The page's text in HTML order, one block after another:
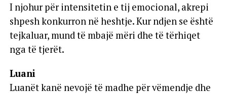
I njohur për intensitetin e tij emocional, akrepi
shpesh konkurron në heshtje. Kur ndjen se është
tejkaluar, mund të mbajë mëri dhe të tërhiqet
nga të tjerët.
Luani
Luanët kanë nevojë të madhe për vëmendje dhe